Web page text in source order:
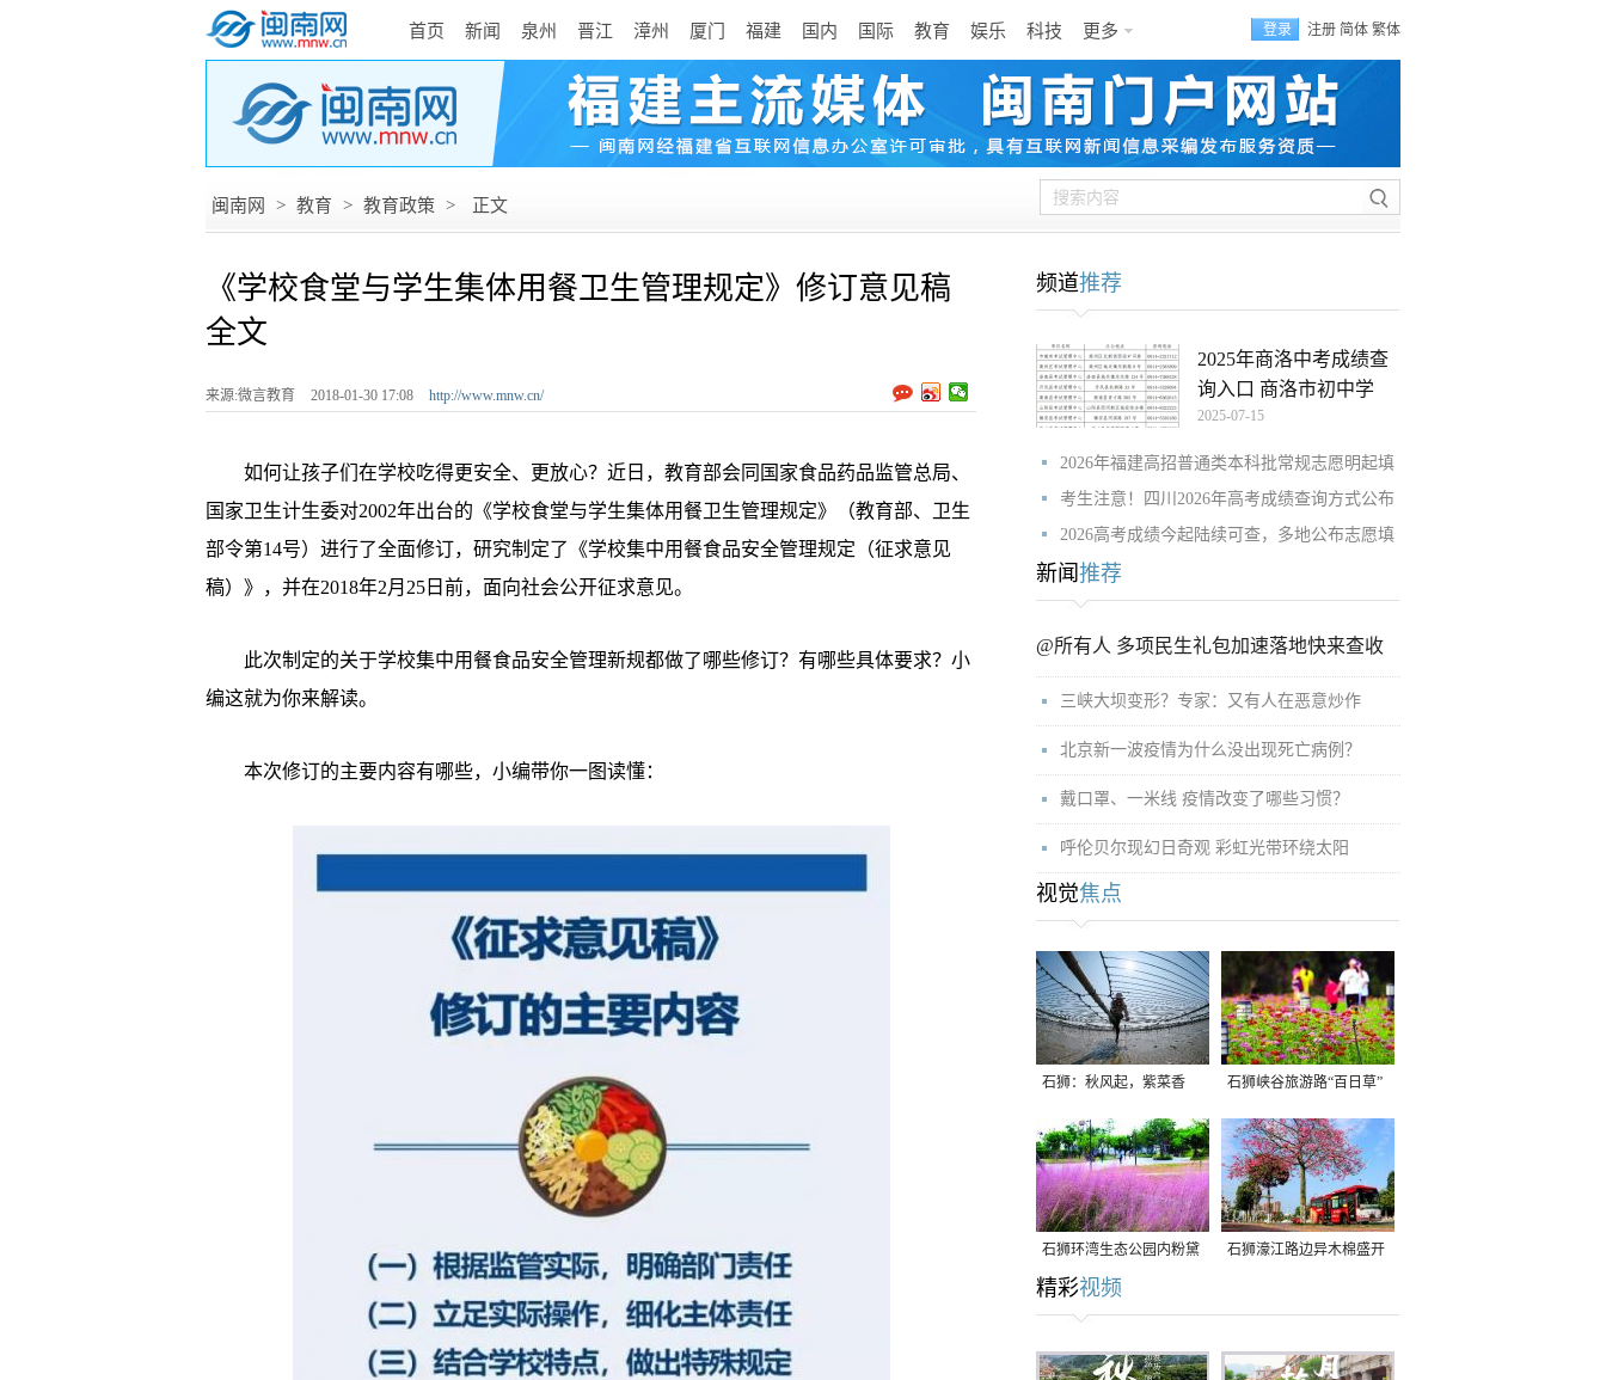
首页 新闻 泉州 晋江 漳州 厦门 福建 国内 国际 教育 娱乐 科技 更多 登录 注册 简体 繁体
闽南网 > 教育 > 教育政策 > 正文
《学校食堂与学生集体用餐卫生管理规定》修订意见稿
全文
来源:微言教育 2018-01-30 17:08 http://www.mnw.cn/
­ 如何让孩子们在学校吃得更安全、更放心？近日，教育部会同国家食品药品监管总局、
国家卫生计生委对2002年出台的《学校食堂与学生集体用餐卫生管理规定》（教育部、卫生
部令第14号）进行了全面修订，研究制定了《学校集中用餐食品安全管理规定（征求意见
稿）》，并在2018年2月25日前，面向社会公开征求意见。
­ 此次制定的关于学校集中用餐食品安全管理新规都做了哪些修订？有哪些具体要求？小
编这就为你来解读。
­ 本次修订的主要内容有哪些，小编带你一图读懂：
频道推荐
2025年商洛中考成绩查
询入口 商洛市初中学
2025-07-15
2026年福建高招普通类本科批常规志愿明起填
考生注意！四川2026年高考成绩查询方式公布
2026高考成绩今起陆续可查，多地公布志愿填
新闻 推荐
@所有人 多项民生礼包加速落地快来查收
三峡大坝变形？专家：又有人在恶意炒作
北京新一波疫情为什么没出现死亡病例？
戴口罩、一米线 疫情改变了哪些习惯？
呼伦贝尔现幻日奇观 彩虹光带环绕太阳
视觉焦点
石狮：秋风起，紫菜香 石狮峡谷旅游路“百日草”
争相斗艳
石狮环湾生态公园内粉黛
乱子草盛放
石狮濠江路边异木棉盛开
精彩视频